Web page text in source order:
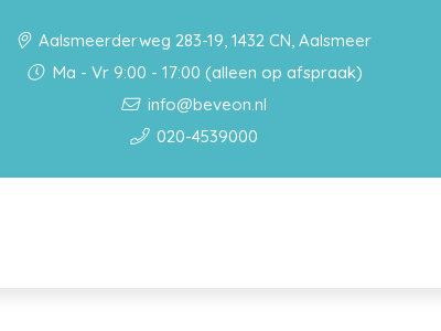
Aalsmeerderweg 283-19, 1432 CN, Aalsmeer
Ma - Vr 9:00 - 17:00 (alleen op afspraak)
info@beveon.nl
020-4539000